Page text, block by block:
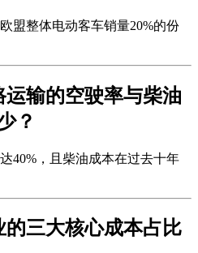
盟整体电动客车销量20%的份
运输的空驶率与柴油
？
40%，且柴油成本在过去十年
的三大核心成本占比